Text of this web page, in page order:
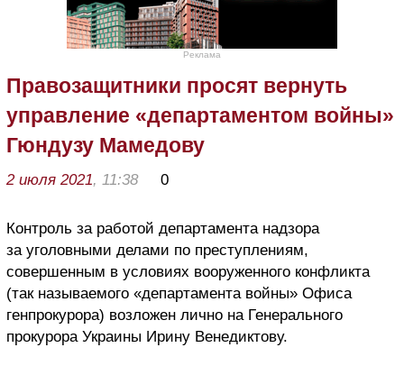
Реклама
Правозащитники просят вернуть
управление «департаментом войны»
Гюндузу Мамедову
2 июля 2021, 11:38 0
Контроль за работой департамента надзора
за уголовными делами по преступлениям,
совершенным в условиях вооруженного конфликта
(так называемого «департамента войны» Офиса
генпрокурора) возложен лично на Генерального
прокурора Украины Ирину Венедиктову.